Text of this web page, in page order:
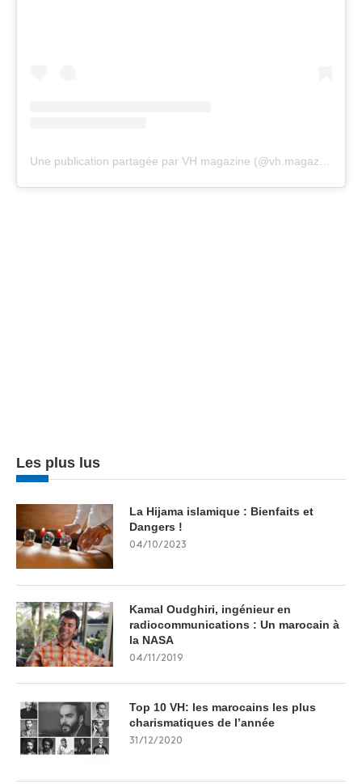
Les plus lus
La Hijama islamique : Bienfaits et
Dangers !
04/10/2023
Kamal Oudghiri, ingénieur en
radiocommunications : Un marocain à
la NASA
04/11/2019
Top 10 VH: les marocains les plus
charismatiques de l’année
31/12/2020